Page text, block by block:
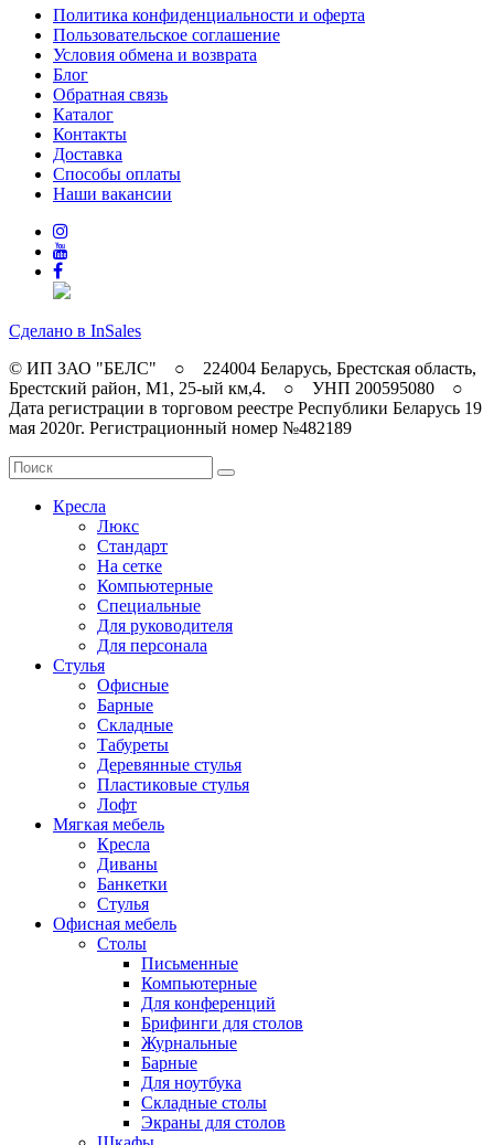
Политика конфиденциальности и оферта
Пользовательское соглашение
Условия обмена и возврата
Блог
Обратная связь
Каталог
Контакты
Доставка
Способы оплаты
Наши вакансии
Сделано в InSales
© ИП ЗАО "БЕЛС" ○ 224004 Беларусь, Брестская область,
Брестский район, M1, 25-ый км,4. ○ УНП 200595080 ○
Дата регистрации в торговом реестре Республики Беларусь 19
мая 2020г. Регистрационный номер №482189
Кресла
Люкс
Стандарт
На сетке
Компьютерные
Специальные
Для руководителя
Для персонала
Стулья
Офисные
Барные
Складные
Табуреты
Деревянные стулья
Пластиковые стулья
Лофт
Мягкая мебель
Кресла
Диваны
Банкетки
Стулья
Офисная мебель
Столы
Письменные
Компьютерные
Для конференций
Брифинги для столов
Журнальные
Барные
Для ноутбука
Складные столы
Экраны для столов